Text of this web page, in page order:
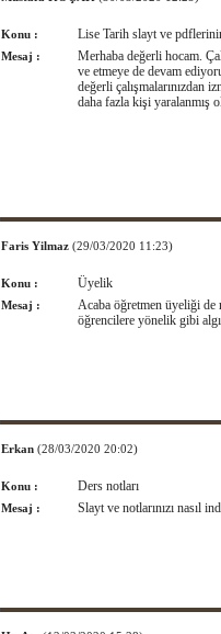
Konu : Lise Tarih slayt ve
Mesaj :
Merhaba değerli hocam.
ve etmeye de devam
değerli çalışmalarınızdan
daha fazla kişi yaralanmış
Faris Yilmaz (29/03/2020 11:23)
Konu : Üyelik
Mesaj :
Acaba öğretmen üyeliği de
öğrencilere yönelik gibi
Erkan (28/03/2020 20:02)
Konu : Ders notları
Mesaj : Slayt ve notlarınızı nasıl